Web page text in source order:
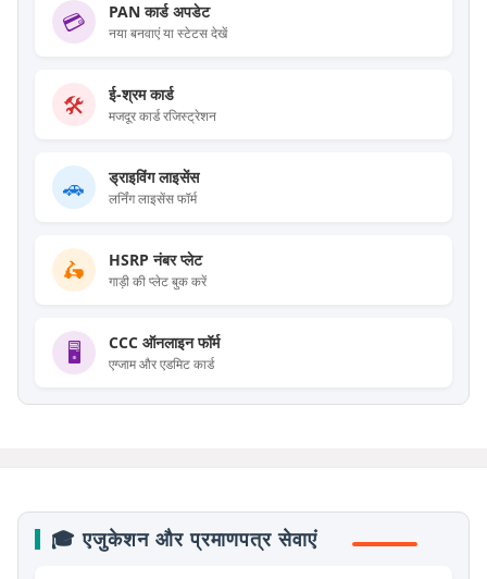
💳 PAN कार्ड अपडेट
नया बनवाएं या स्टेटस देखें
🛠️ ई-श्रम कार्ड
मजदूर कार्ड रजिस्ट्रेशन
🚗 ड्राइविंग लाइसेंस
लर्निंग लाइसेंस फॉर्म
🛵 HSRP नंबर प्लेट
गाड़ी की प्लेट बुक करें
🖥️ CCC ऑनलाइन फॉर्म
एग्जाम और एडमिट कार्ड
🎓 एजुकेशन और प्रमाणपत्र सेवाएं